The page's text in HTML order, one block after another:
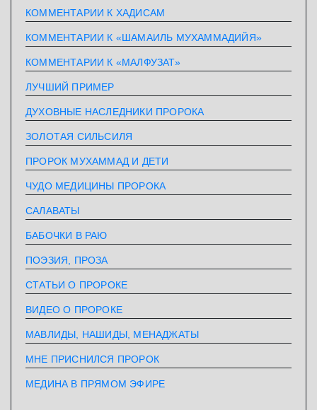
КОММЕНТАРИИ К ХАДИСАМ
КОММЕНТАРИИ К «ШАМАИЛЬ МУХАММАДИЙЯ»
КОММЕНТАРИИ К «МАЛФУЗАТ»
ЛУЧШИЙ ПРИМЕР
ДУХОВНЫЕ НАСЛЕДНИКИ ПРОРОКА
ЗОЛОТАЯ СИЛЬСИЛЯ
ПРОРОК МУХАММАД И ДЕТИ
ЧУДО МЕДИЦИНЫ ПРОРОКА
САЛАВАТЫ
БАБОЧКИ В РАЮ
ПОЭЗИЯ, ПРОЗА
СТАТЬИ О ПРОРОКЕ
ВИДЕО О ПРОРОКЕ
МАВЛИДЫ, НАШИДЫ, МЕНАДЖАТЫ
МНЕ ПРИСНИЛСЯ ПРОРОК
МЕДИНА В ПРЯМОМ ЭФИРЕ